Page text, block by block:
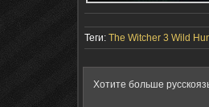
Теги: The Witcher 3 Wild
Хотите больше